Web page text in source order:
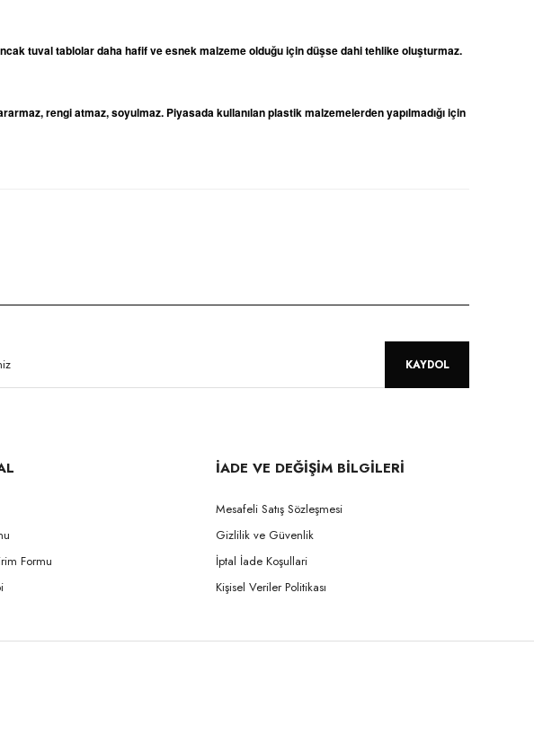
tuval tablolar daha hafif ve esnek malzeme olduğu için düşse dahi tehlike oluşturmaz.
rengi atmaz, soyulmaz. Piyasada kullanılan plastik malzemelerden yapılmadığı için
KAYDOL
Formu
İADE VE DEĞİŞİM BİLGİLERİ
Mesafeli Satış Sözleşmesi
Gizlilik ve Güvenlik
İptal İade Koşullari
Kişisel Veriler Politikası